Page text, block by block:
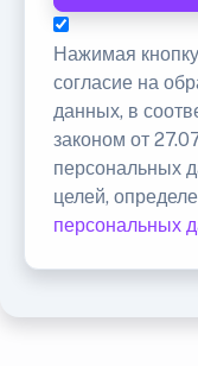
Нажимая
согласие на
данных, в
законом от
персональных
целей,
персональных